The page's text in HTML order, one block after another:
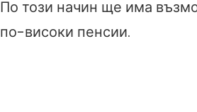
По този начин ще има
по-високи пенсии.